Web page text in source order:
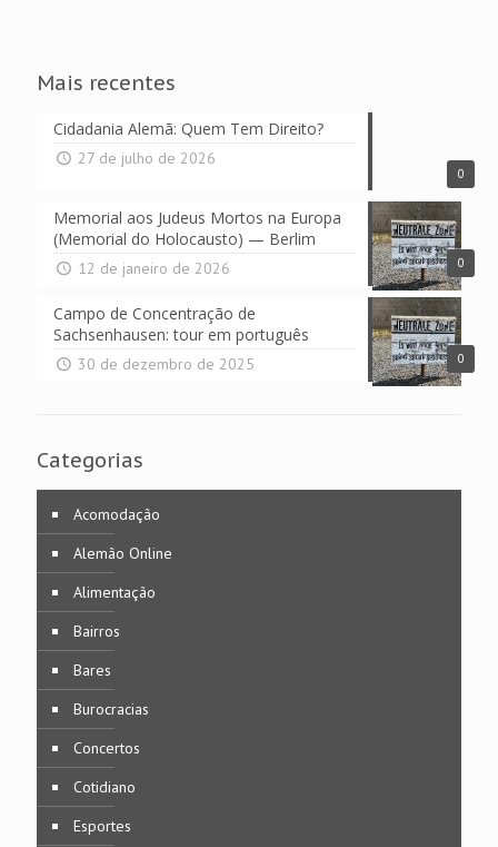
Mais recentes
0
Cidadania Alemã: Quem Tem Direito?
27 de julho de 2026
0
Memorial aos Judeus Mortos na Europa
(Memorial do Holocausto) — Berlim
12 de janeiro de 2026
0
Campo de Concentração de
Sachsenhausen: tour em português
30 de dezembro de 2025
Categorias
Acomodação
Alemão Online
Alimentação
Bairros
Bares
Burocracias
Concertos
Cotidiano
Esportes